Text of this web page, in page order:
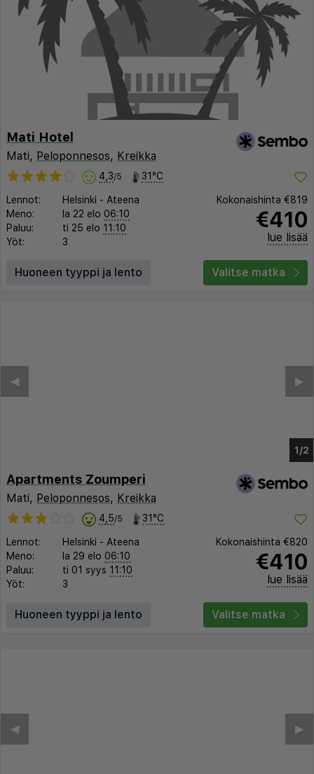
Mati Hotel
Mati, Peloponnesos, Kreikka
4,3/5 31°C
Lennot: Helsinki - Ateena
Meno:
la 22 elo 06:10
Paluu:
ti 25 elo 11:10
Yöt:
3
Kokonaishinta €819
€410
lue lisää
Huoneen tyyppi ja lento Valitse matka
Apartments Zoumperi
Mati, Peloponnesos, Kreikka
4,5/5 31°C
Lennot: Helsinki - Ateena
Meno:
la 29 elo 06:10
Paluu:
ti 01 syys 11:10
Yöt:
3
Kokonaishinta €820
€410
lue lisää
Huoneen tyyppi ja lento Valitse matka
▶︎
◀︎